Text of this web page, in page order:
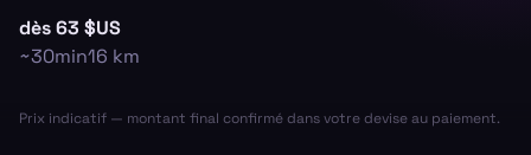
dès63 $US
~30min16 km
Prix indicatif — montant final confirmé dans votre devise au paiement.